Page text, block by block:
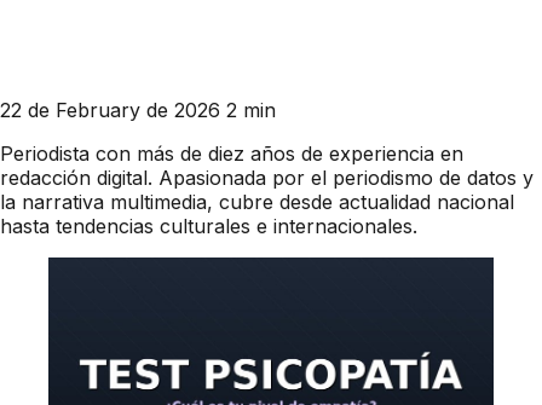
22 de February de 2026 2 min
Periodista con más de diez años de experiencia en
redacción digital. Apasionada por el periodismo de datos y
la narrativa multimedia, cubre desde actualidad nacional
hasta tendencias culturales e internacionales.